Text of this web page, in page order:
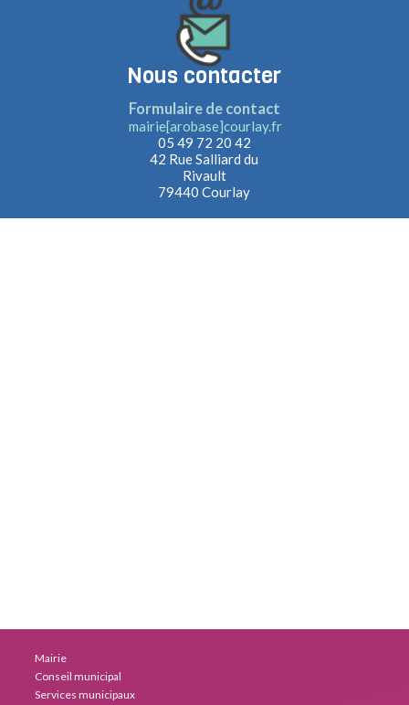
Nous contacter
Formulaire de contact
mairie[arobase]courlay.fr
05 49 72 20 42
42 Rue Salliard du
Rivault
79440 Courlay
Mairie
Conseil municipal
Services municipaux